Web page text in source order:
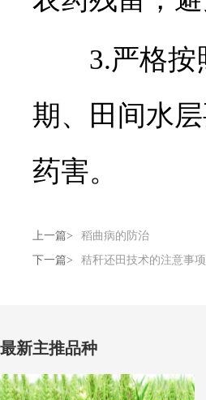
3.严格按照
期、田间水
药害。
上一篇>
稻曲病的防治
下一篇>
秸秆还田技术的注意事项
最新主推品种